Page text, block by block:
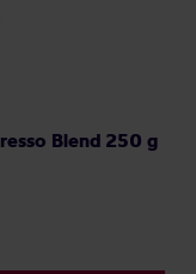
Blend 250 g